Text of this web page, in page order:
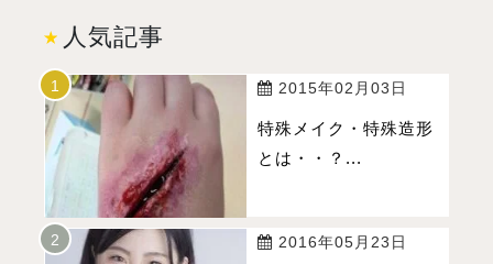
人気記事
2015年02月03日
特殊メイク・特殊造形
とは・・？...
2016年05月23日